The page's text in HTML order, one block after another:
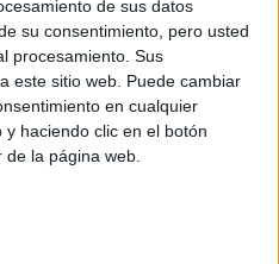
de sus datos
su consentimiento, pero usted
procesamiento. Sus
este sitio web. Puede cambiar
en cualquier
haciendo clic en el botón
de la página web.